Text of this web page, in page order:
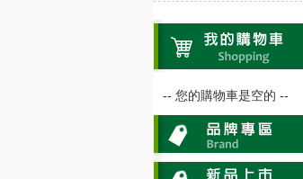
-- 您的購物車是空的 --